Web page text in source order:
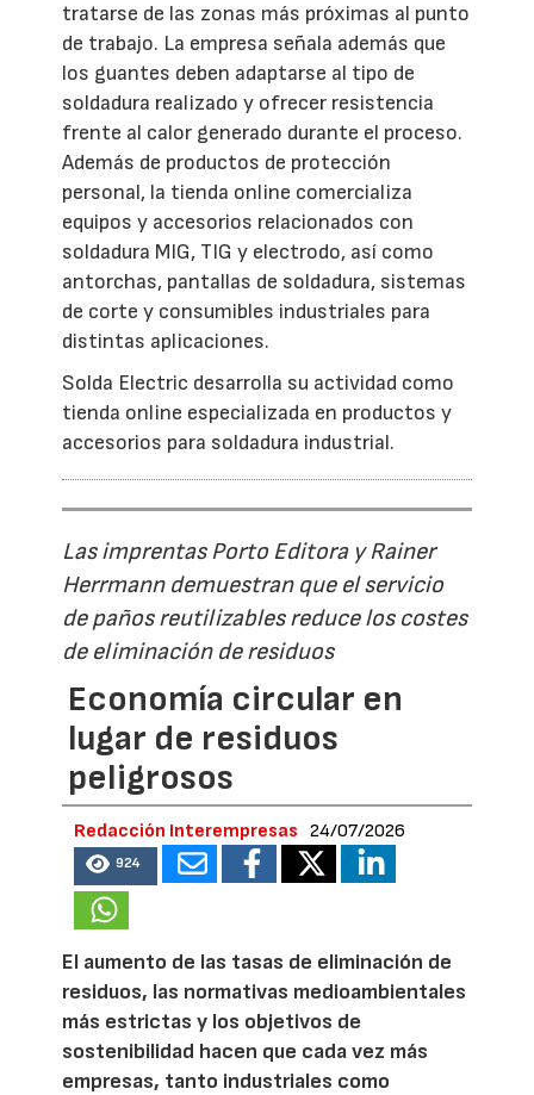
tratarse de las zonas más próximas al punto
de trabajo. La empresa señala además que
los guantes deben adaptarse al tipo de
soldadura realizado y ofrecer resistencia
frente al calor generado durante el proceso.
Además de productos de protección
personal, la tienda online comercializa
equipos y accesorios relacionados con
soldadura MIG, TIG y electrodo, así como
antorchas, pantallas de soldadura, sistemas
de corte y consumibles industriales para
distintas aplicaciones.
Solda Electric desarrolla su actividad como
tienda online especializada en productos y
accesorios para soldadura industrial.
Las imprentas Porto Editora y Rainer
Herrmann demuestran que el servicio
de paños reutilizables reduce los costes
de eliminación de residuos
Economía circular en
lugar de residuos
peligrosos
Redacción Interempresas 24/07/2026
924
El aumento de las tasas de eliminación de
residuos, las normativas medioambientales
más estrictas y los objetivos de
sostenibilidad hacen que cada vez más
empresas, tanto industriales como